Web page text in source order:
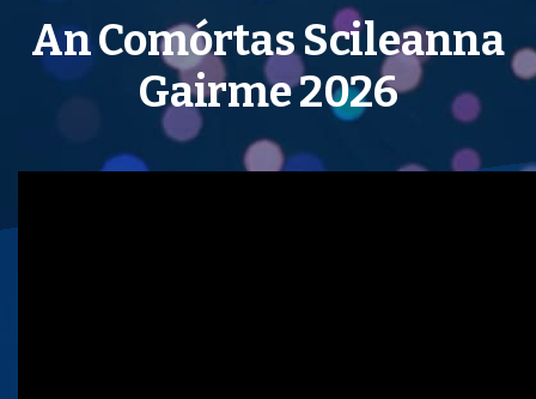
An Comórtas Scileanna
Gairme 2026